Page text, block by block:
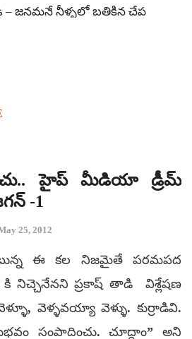
– జనమనే నీళ్ళలో బతికిన చేప
హైప్‌ మీడియా డ్రీమ్‌
-1
25, 2012
ఈ కల నిజమైతే పరమపద
నిచ్చెనేనని ప్రకాష్ తాడి విశ్లేషణ
వెళ్ళవయ్యా వెళ్ళు. కుర్రాడివి.
సంపాదించు. చూద్దాం” అని